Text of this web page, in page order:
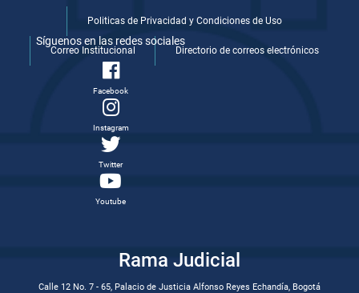
Politicas de Privacidad y Condiciones de Uso
Correo Institucional Directorio de correos electrónicos
Síguenos en las redes sociales
Facebook
Instagram
Twitter
Youtube
Rama Judicial
Calle 12 No. 7 - 65, Palacio de Justicia Alfonso Reyes Echandía, Bogotá